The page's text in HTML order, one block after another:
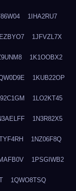
1IHA2RU7
1JFVZL7X
1K1OOBX2
1KUB22OP
1LO2KT45
1N3R82X5
1NZ06F8Q
1PSGIWB2
1QWO8TSQ